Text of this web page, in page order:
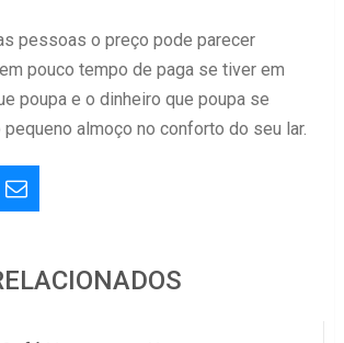
pessoas o preço pode parecer
pouco tempo de paga se tiver em
poupa e o dinheiro que poupa se
almoço no conforto do seu lar.